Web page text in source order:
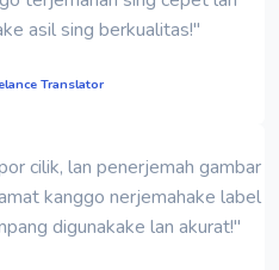
asil sing berkualitas!"
Translator
cilik, lan penerjemah gambar
kanggo nerjemahake label
digunakake lan akurat!"